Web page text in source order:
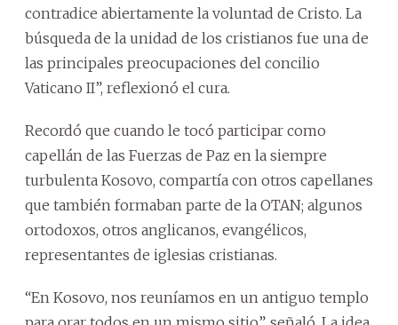
contradice abiertamente la voluntad de Cristo. La
búsqueda de la unidad de los cristianos fue una de
las principales preocupaciones del concilio
Vaticano II”, reflexionó el cura.
Recordó que cuando le tocó participar como
capellán de las Fuerzas de Paz en la siempre
turbulenta Kosovo, compartía con otros capellanes
que también formaban parte de la OTAN; algunos
ortodoxos, otros anglicanos, evangélicos,
representantes de iglesias cristianas.
“En Kosovo, nos reuníamos en un antiguo templo